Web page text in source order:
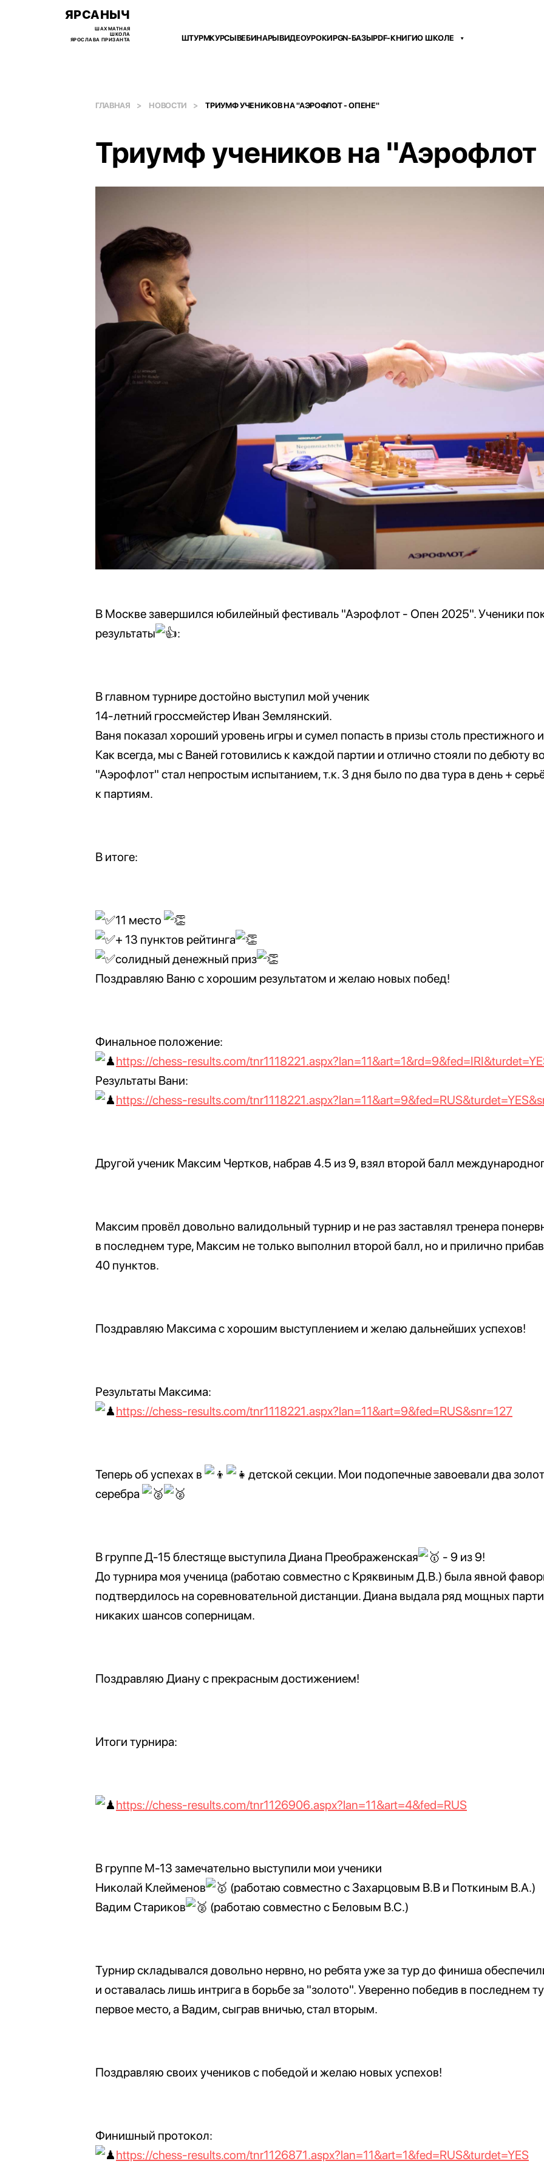
ЯРСАНЫЧ
ШАХМАТНАЯ
ШКОЛА
ЯРОСЛАВА ПРИЗАНТА
ШТУРМКУРСЫВЕБИНАРЫВИДЕОУРОКИPGN-БАЗЫPDF-КНИГИО ШКОЛЕ
ГЛАВНАЯ НОВОСТИ ТРИУМФ УЧЕНИКОВ НА "АЭРОФЛОТ - ОПЕНЕ"
Триумф учеников на
В Москве завершился юбилейный фестиваль "Аэрофлот - Опен 2025". Ученики
результаты
:
В главном турнире достойно выступил мой ученик
14-летний гроссмейстер Иван Землянский.
Ваня показал хороший уровень игры и сумел попасть в призы столь престижного
Как всегда, мы с Ваней готовились к каждой партии и отлично стояли по дебюту
"Аэрофлот" стал непростым испытанием, т.к. 3 дня было по два тура в день +
к партиям.
В итоге:
11 место
+ 13 пунктов рейтинга
солидный денежный приз
Поздравляю Ваню с хорошим результатом и желаю новых побед!
Финальное положение:
https://chess-results.com/
Результаты Вани:
https://chess-results.com/
Другой ученик Максим Чертков, набрав 4.5 из 9, взял второй балл
Максим провёл довольно валидольный турнир и не раз заставлял тренера
в последнем туре, Максим не только выполнил второй балл, но и прилично
40 пунктов.
Поздравляю Максима с хорошим выступлением и желаю дальнейших успехов!
Результаты Максима:
https://chess-results.com/tnr1118221.aspx?lan=11&art=9&fed=RUS&snr=127
Теперь об успехах в
детской секции. Мои подопечные завоевали два
серебра
В группе Д-15 блестяще выступила Диана Преображенская
- 9 из 9!
До турнира моя ученица (работаю совместно с Кряквиным Д.В.) была явной
подтвердилось на соревновательной дистанции. Диана выдала ряд мощных
никаких шансов соперницам.
Поздравляю Диану с прекрасным достижением!
Итоги турнира:
https://chess-results.com/tnr1126906.aspx?lan=11&art=4&fed=RUS
В группе М-13 замечательно выступили мои ученики
Николай Клейменов
(работаю совместно с Захарцовым В.В и Поткиным В.А.)
Вадим Стариков
(работаю совместно с Беловым В.С.)
Турнир складывался довольно нервно, но ребята уже за тур до финиша
и оставалась лишь интрига в борьбе за "золото". Уверенно победив в последнем
первое место, а Вадим, сыграв вничью, стал вторым.
Поздравляю своих учеников с победой и желаю новых успехов!
Финишный протокол:
https://chess-results.com/tnr1126871.aspx?lan=11&art=1&fed=RUS&turdet=YES